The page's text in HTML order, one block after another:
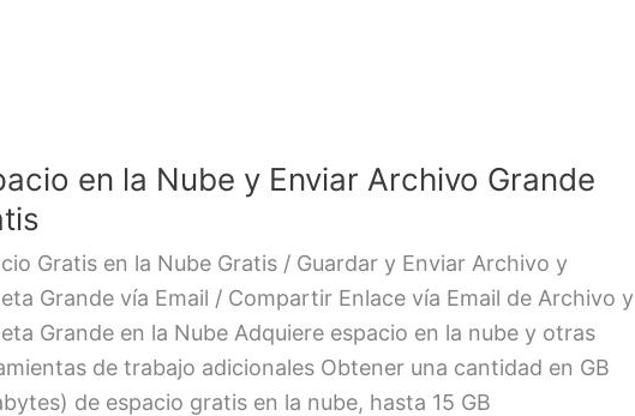
en la Nube y Enviar Archivo Grande
Gratis en la Nube Gratis / Guardar y Enviar Archivo y
Grande vía Email / Compartir Enlace vía Email de Archivo y
Grande en la Nube Adquiere espacio en la nube y otras
de trabajo adicionales Obtener una cantidad en GB
de espacio gratis en la nube, hasta 15 GB